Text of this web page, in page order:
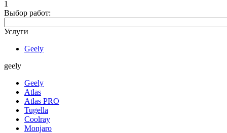
1
Выбор работ:
Услуги
Geely
geely
Geely
Atlas
Atlas PRO
Tugella
Coolray
Monjaro